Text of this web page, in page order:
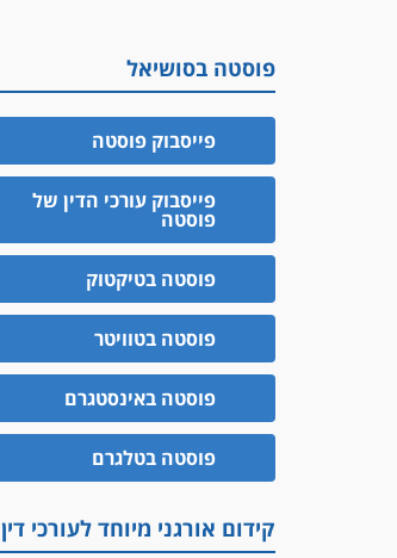
פוסטה בסושיאל
פייסבוק פוסטה
פייסבוק עורכי הדין של
פוסטה
פוסטה בטיקטוק
פוסטה בטוויטר
פוסטה באינסטגרם
פוסטה בטלגרם
קידום אורגני מיוחד לעורכי דין